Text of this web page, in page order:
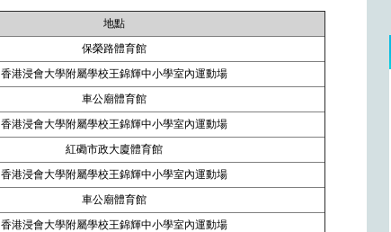
地點
保榮路體育館
香港浸會大學附屬學校王錦輝中小學室內運動場
車公廟體育館
香港浸會大學附屬學校王錦輝中小學室內運動場
紅磡市政大廈體育館
香港浸會大學附屬學校王錦輝中小學室內運動場
車公廟體育館
香港浸會大學附屬學校王錦輝中小學室內運動場